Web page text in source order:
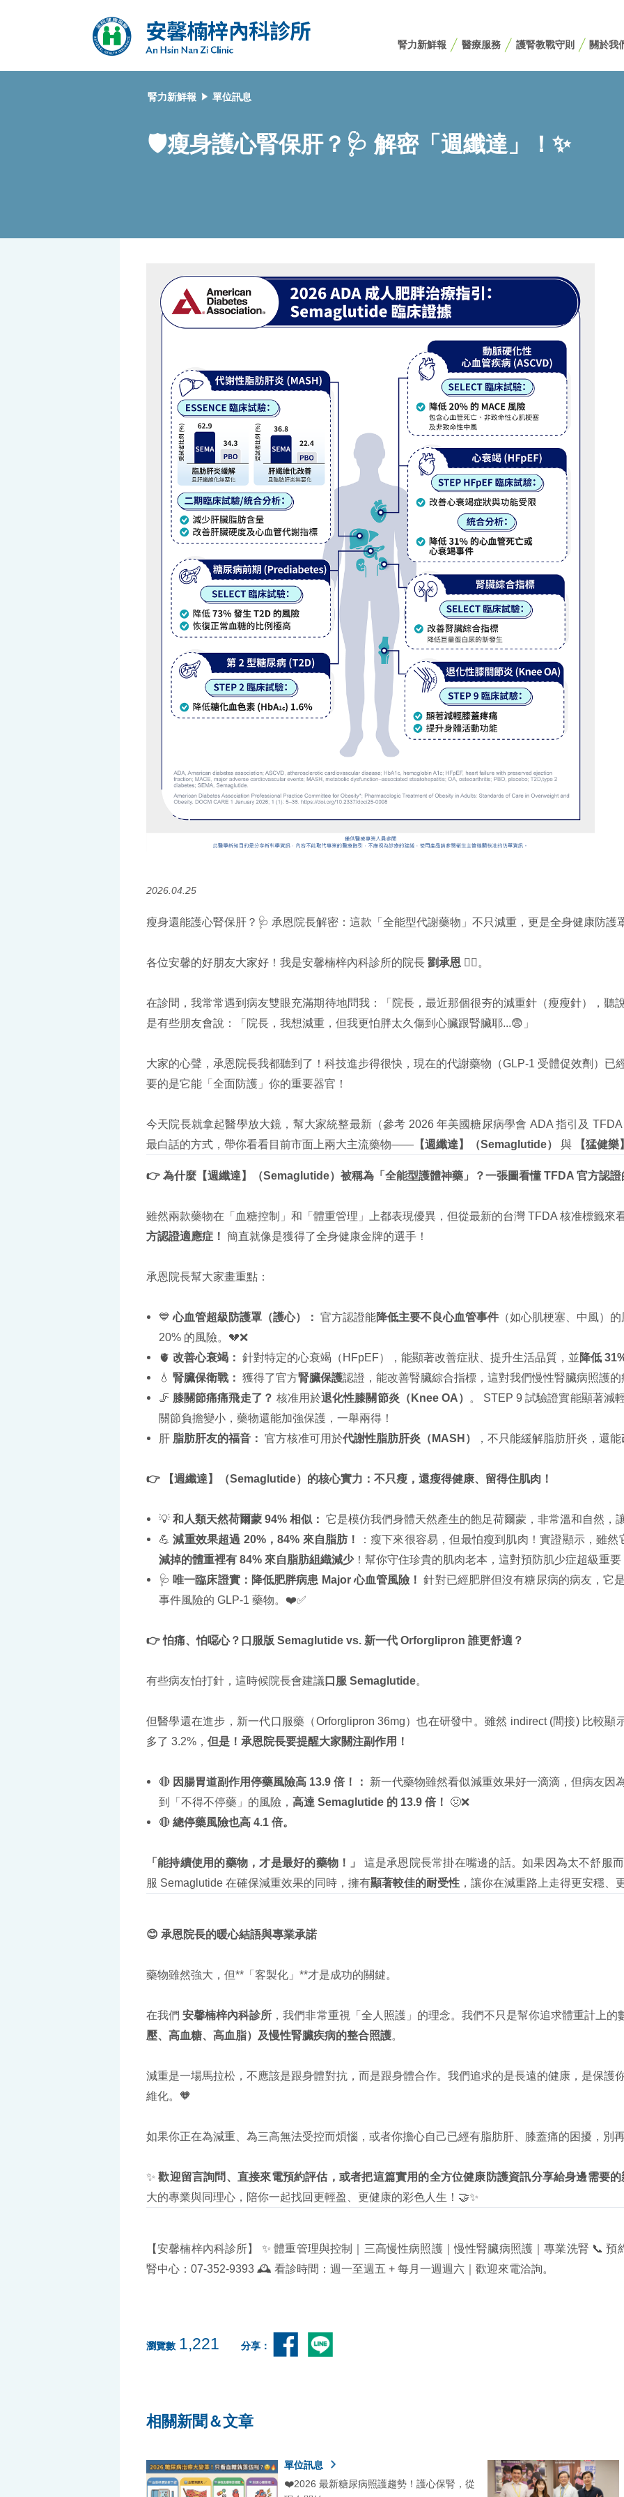
腎力新鮮報 醫療服務 護腎教戰守則 關於我
腎力新鮮報 單位訊息
🛡️瘦身護心腎保肝？🩺 解密「週纖達」！✨
2026.04.25
瘦身還能護心腎保肝？🩺 承恩院長解密：這款「全能型代謝藥物」不只減重，更是全身健康防護
各位安馨的好朋友大家好！我是安馨楠梓內科診所的院長 劉承恩 👨‍⚕️。
在診間，我常常遇到病友雙眼充滿期待地問我：「院長，最近那個很夯的減重針（瘦瘦針），聽
是有些朋友會說：「院長，我想減重，但我更怕胖太久傷到心臟跟腎臟耶...😨」
大家的心聲，承恩院長我都聽到了！科技進步得很快，現在的代謝藥物（GLP-1 受體促效劑）已
要的是它能「全面防護」你的重要器官！
今天院長就拿起醫學放大鏡，幫大家統整最新（參考 2026 年美國糖尿病學會 ADA 指引及
最白話的方式，帶你看看目前市面上兩大主流藥物——【週纖達】（Semaglutide） 與 【猛健
👉 為什麼【週纖達】（Semaglutide）被稱為「全能型護體神藥」？一張圖看懂 TFDA 官方認
雖然兩款藥物在「血糖控制」和「體重管理」上都表現優異，但從最新的台灣 TFDA 核准標籤來
方認證適應症！ 簡直就像是獲得了全身健康金牌的選手！
承恩院長幫大家畫重點：
💙心血管超級防護罩（護心）： 官方認證能降低主要不良心血管事件 （如心肌梗塞、中風）
20% 的風險。💔❌
🫀 改善心衰竭： 針對特定的心衰竭（HFpEF），能顯著改善症狀、提升生活品質，並降低
💧 腎臟保衛戰： 獲得了官方腎臟保護認證，能改善腎臟綜合指標，這對我們慢性腎臟病照護
🦵 膝關節痛痛飛走了？ 核准用於退化性膝關節炎（Knee OA）
。 STEP 9 試驗證實能顯著減
關節負擔變小，藥物還能加強保護，一舉兩得！
肝 脂肪肝友的福音： 官方核准可用於代謝性脂肪肝炎（MASH） ，不只能緩解脂肪肝炎，還能
👉 【週纖達】（Semaglutide）的核心實力：不只瘦，還瘦得健康、留得住肌肉！
💡和人類天然荷爾蒙 94% 相似： 它是模仿我們身體天然產生的飽足荷爾蒙，非常溫和自然，
💪減重效果超過 20%，84% 來自脂肪！
：瘦下來很容易，但最怕瘦到肌肉！實證顯示，雖
減掉的體重裡有 84% 來自脂肪組織減少！幫你守住珍貴的肌肉老本，這對預防肌少症超級重要
🩺唯一臨床證實：降低肥胖病患 Major 心血管風險！ 針對已經肥胖但沒有糖尿病的病友，它
事件風險的 GLP-1 藥物。❤️✅
👉怕痛、怕噁心？口服版 Semaglutide vs. 新一代 Orforglipron 誰更舒適？
有些病友怕打針，這時候院長會建議口服 Semaglutide。
但醫學還在進步，新一代口服藥（Orforglipron 36mg）也在研發中。雖然 indirect (間接) 比較顯
多了 3.2%， 但是！承恩院長要提醒大家關注副作用！
🔴 因腸胃道副作用停藥風險高 13.9 倍！：
新一代藥物雖然看似減重效果好一滴滴，但病友因
到「不得不停藥」的風險， 高達 Semaglutide 的 13.9 倍！
🤢❌
🔴 總停藥風險也高 4.1 倍。
「能持續使用的藥物，才是最好的藥物！」
這是承恩院長常掛在嘴邊的話。如果因為太不舒服
服 Semaglutide 在確保減重效果的同時，擁有顯著較佳的耐受性，讓你在減重路上走得更安穩、
😊 承恩院長的暖心結語與專業承諾
藥物雖然強大，但**「客製化」**才是成功的關鍵。
在我們安馨楠梓內科診所 ，我們非常重視「全人照護」的理念。我們不只是幫你追求體重計上
壓、高血糖、高血脂）及慢性腎臟疾病的整合照護。
減重是一場馬拉松，不應該是跟身體對抗，而是跟身體合作。我們追求的是長遠的健康，是保護
維化。🧡
如果你正在為減重、為三高無法受控而煩惱，或者你擔心自己已經有脂肪肝、膝蓋痛的困擾，別
✨歡迎留言詢問、直接來電預約評估，或者把這篇實用的全方位健康防護資訊分享給身邊需要
大的專業與同理心，陪你一起找回更輕盈、更健康的彩色人生！🤝✨
【安馨楠梓內科診所】 ✨ 體重管理與控制｜三高慢性病照護｜慢性腎臟病照護｜專業洗腎 📞
腎中心：07-352-9393 🕰️ 看診時間：週一至週五 + 每月一週週六｜歡迎來電洽詢。
瀏覽數 1,221 分享：
相關新聞＆文章
單位訊息
❤️2026 最新糖尿病照護趨勢！護心保腎，從